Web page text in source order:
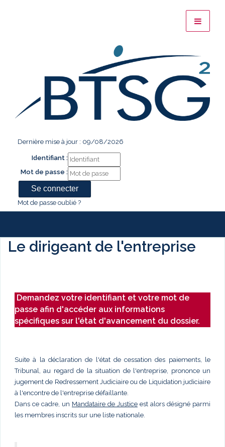
Dernière mise à jour : 09/08/2026
Identifiant :
Mot de passe :
Mot de passe oublié ?
Le dirigeant de l'entreprise
Demandez votre identifiant et votre mot de
passe afin d'accéder aux informations
spécifiques sur l'état d'avancement du dossier.
Suite à la déclaration de l'état de cessation des paiements, le
Tribunal, au regard de la situation de l'entreprise, prononce un
jugement de Redressement Judiciaire ou de Liquidation judiciaire
à l'encontre de l'entreprise défaillante.
Dans ce cadre, un Mandataire de Justice est alors désigné parmi
les membres inscrits sur une liste nationale.